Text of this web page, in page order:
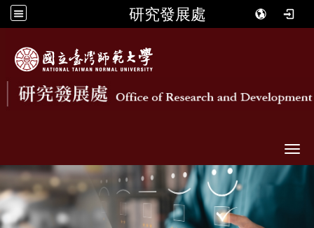
研究發展處